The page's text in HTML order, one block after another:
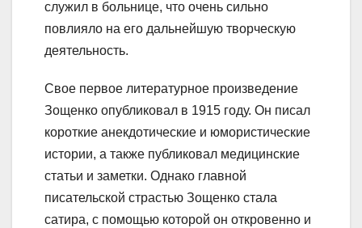
служил в больнице, что очень сильно
повлияло на его дальнейшую творческую
деятельность.
Свое первое литературное произведение
Зощенко опубликовал в 1915 году. Он писал
короткие анекдотические и юмористические
истории, а также публиковал медицинские
статьи и заметки. Однако главной
писательской страстью Зощенко стала
сатира, с помощью которой он откровенно и